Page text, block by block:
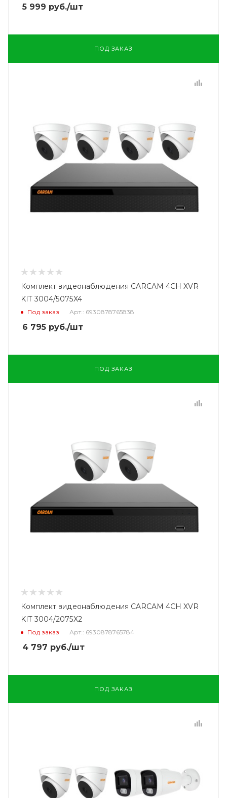
5 999 руб./шт
ПОД ЗАКАЗ
Комплект видеонаблюдения CARCAM 4CH XVR
KIT 3004/5075X4
Под заказ Арт.: 6930878765838
6 795 руб./шт
ПОД ЗАКАЗ
Комплект видеонаблюдения CARCAM 4CH XVR
KIT 3004/2075X2
Под заказ Арт.: 6930878765784
4 797 руб./шт
ПОД ЗАКАЗ